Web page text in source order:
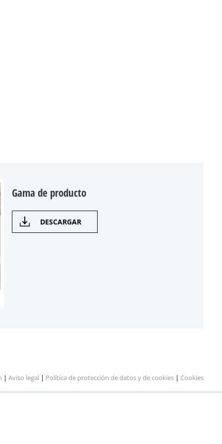
Gama de producto
DESCARGAR
| Aviso legal | Política de protección de datos y de cookies | Cookies